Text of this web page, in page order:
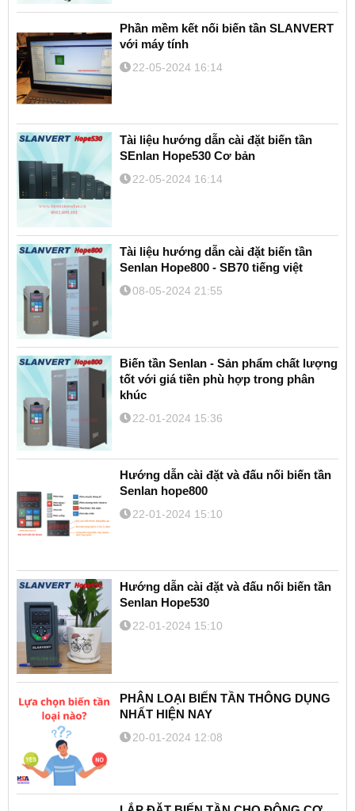
Phần mềm kết nối biến tần SLANVERT
với máy tính
22-05-2024 16:14
Tài liệu hướng dẫn cài đặt biến tần
SEnlan Hope530 Cơ bản
22-05-2024 16:14
Tài liệu hướng dẫn cài đặt biến tần
Senlan Hope800 - SB70 tiếng việt
08-05-2024 21:55
Biến tần Senlan - Sản phẩm chất lượng
tốt với giá tiền phù hợp trong phân
khúc
22-01-2024 15:36
Hướng dẫn cài đặt và đấu nối biến tần
Senlan hope800
22-01-2024 15:10
Hướng dẫn cài đặt và đấu nối biến tần
Senlan Hope530
22-01-2024 15:10
PHÂN LOẠI BIẾN TẦN THÔNG DỤNG
NHẤT HIỆN NAY
20-01-2024 12:08